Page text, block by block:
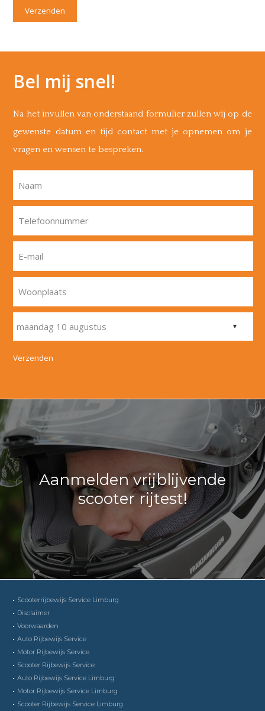
Verzenden
Bel mij snel!
Na het invullen van onderstaand formulier zullen wij op de
gewenste datum en tijd contact met je opnemen om je
vragen en wensen te bespreken.
Naam
Telefoonnummer
E-mail
Woonplaats
Verzenden
Aanmelden vrijblijvende
scooter rijtest!
Scooterrijbewijs Service Limburg
Disclaimer
Voorwaarden
Auto Rijbewijs Service
Motor Rijbewijs Service
Scooter Rijbewijs Service
Auto Rijbewijs Service Limburg
Motor Rijbewijs Service Limburg
Scooter Rijbewijs Service Limburg